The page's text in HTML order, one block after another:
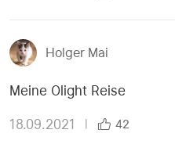
Holger Mai
Meine Olight Reise
18.09.2021 42